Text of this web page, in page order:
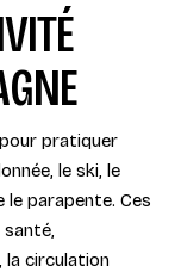
pratiquer
le ski, le
le parapente. Ces
la circulation